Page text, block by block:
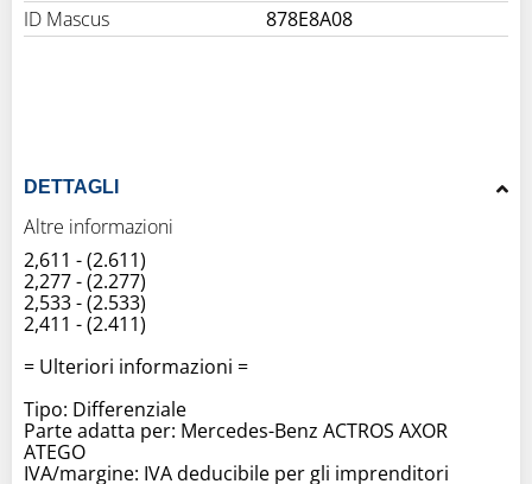
ID Mascus
878E8A08
DETTAGLI
Altre informazioni
2,611 - (2.611)
2,277 - (2.277)
2,533 - (2.533)
2,411 - (2.411)
= Ulteriori informazioni =
Tipo: Differenziale
Parte adatta per: Mercedes-Benz ACTROS AXOR
ATEGO
IVA/margine: IVA deducibile per gli imprenditori